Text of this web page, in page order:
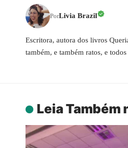
PorLivia Brazil
Escritora, autora dos livros
também, e também ratos, e
Leia Também